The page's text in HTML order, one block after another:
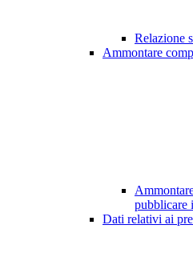
Relazione
Ammontare
pubblicare
Dati relativi ai